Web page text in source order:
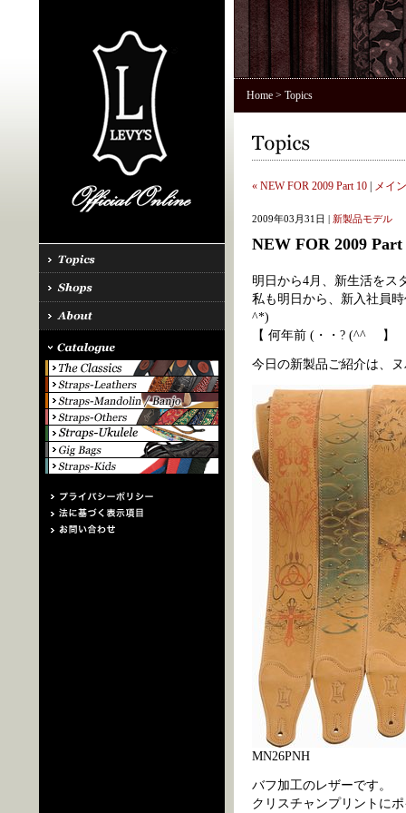
Home> Topics
« NEW FOR 2009 Part 10| メイン
2009年03月31日 | 新製品モデル
NEW FOR 2009 Part
明日から4月、新生活をス
私も明日から、新入社員
^*)
【 何年前 (・・? (^^ゞ 】
今日の新製品ご紹介は、
MN26PNH
バフ加工のレザーです。
クリスチャンプリントに